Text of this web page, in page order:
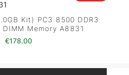
Kit) PC3 8500 DDR3
DIMM Memory A8831
€178.00